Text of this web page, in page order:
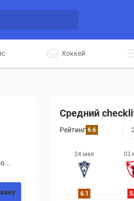
Хоккей
Средний
Рейтинг 6.6
24.мая
6.1